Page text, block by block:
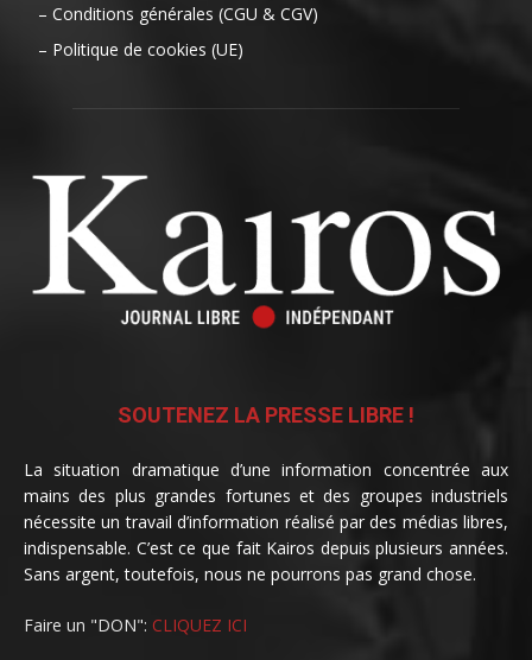
– Conditions générales (CGU & CGV)
– Politique de cookies (UE)
SOUTENEZ LA PRESSE LIBRE !
La situation dramatique d’une information concentrée aux
mains des plus grandes fortunes et des groupes industriels
nécessite un travail d’information réalisé par des médias libres,
indispensable. C’est ce que fait Kairos depuis plusieurs années.
Sans argent, toutefois, nous ne pourrons pas grand chose.
Faire un "DON": CLIQUEZ ICI